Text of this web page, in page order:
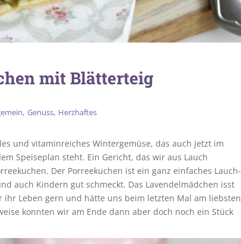
mit Blätterteig
, Genuss, Herzhaftes
und vitaminreiches Wintergemüse, das auch jetzt im
Speiseplan steht. Ein Gericht, das wir aus Lauch
Der Porreekuchen ist ein ganz einfaches Lauch-
auch Kindern gut schmeckt. Das Lavendelmädchen isst
ihr Leben gern und hätte uns beim letzten Mal am liebsten
konnten wir am Ende dann aber doch noch ein Stück